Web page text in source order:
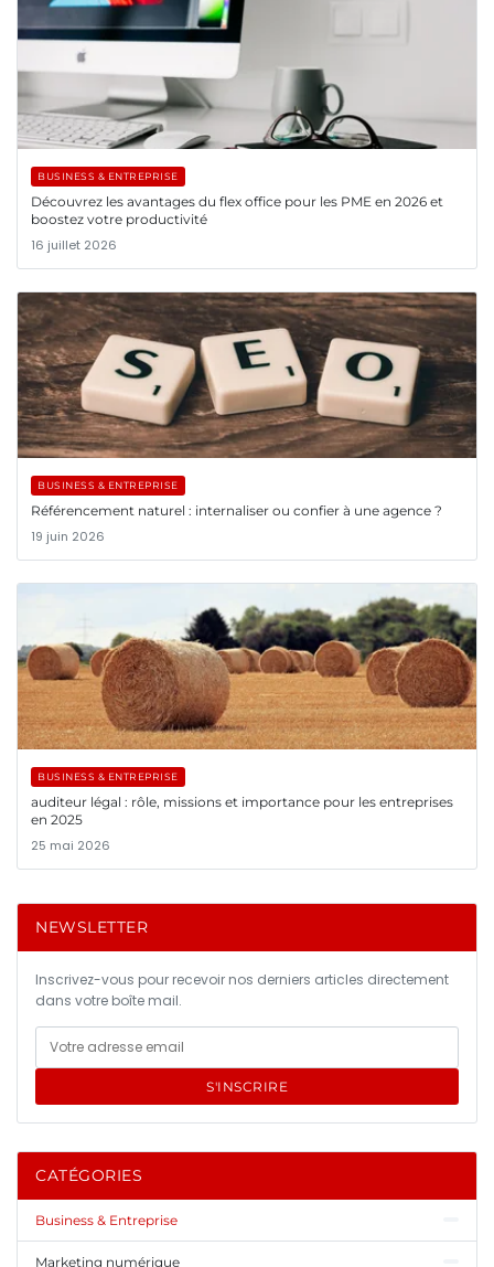
BUSINESS & ENTREPRISE
Découvrez les avantages du flex office pour les PME en 2026 et
boostez votre productivité
16 juillet 2026
BUSINESS & ENTREPRISE
Référencement naturel : internaliser ou confier à une agence ?
19 juin 2026
BUSINESS & ENTREPRISE
auditeur légal : rôle, missions et importance pour les entreprises
en 2025
25 mai 2026
NEWSLETTER
Inscrivez-vous pour recevoir nos derniers articles directement
dans votre boîte mail.
S'INSCRIRE
CATÉGORIES
Business & Entreprise
Marketing numérique